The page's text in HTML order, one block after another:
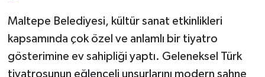
Maltepe Belediyesi, kültür sanat etkinlikleri
kapsamında çok özel ve anlamlı bir tiyatro
gösterimine ev sahipliği yaptı. Geleneksel Türk
tiyatrosunun eğlenceli unsurlarını modern sahne